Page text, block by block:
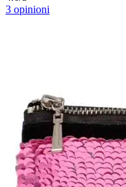
3 opinioni